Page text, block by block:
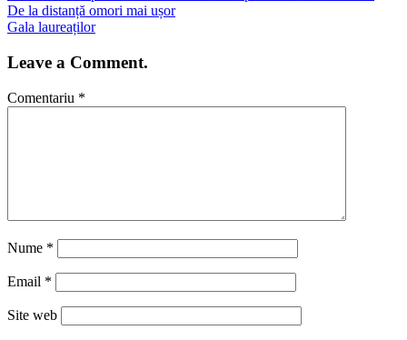
De la distanță omori mai ușor
Gala laureaților
Leave a Comment.
Comentariu *
Nume *
Email *
Site web